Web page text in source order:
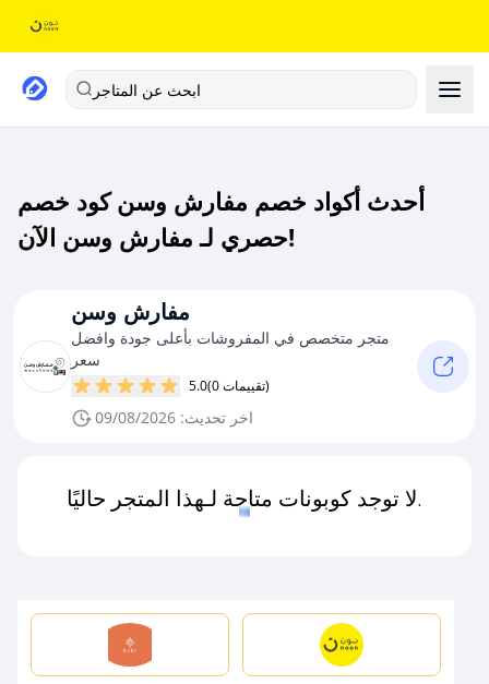
ابحث عن المتاجر
أحدث أكواد خصم مفارش وسن كود خصم
حصري لـ مفارش وسن الآن!
مفارش وسن
متجر متخصص في المفروشات بأعلى جودة وافضل
سعر
5.0 (0 تقييمات)
اخر تحديث: 09/08/2026
لا توجد كوبونات متاحة لـهذا المتجر حاليًا.